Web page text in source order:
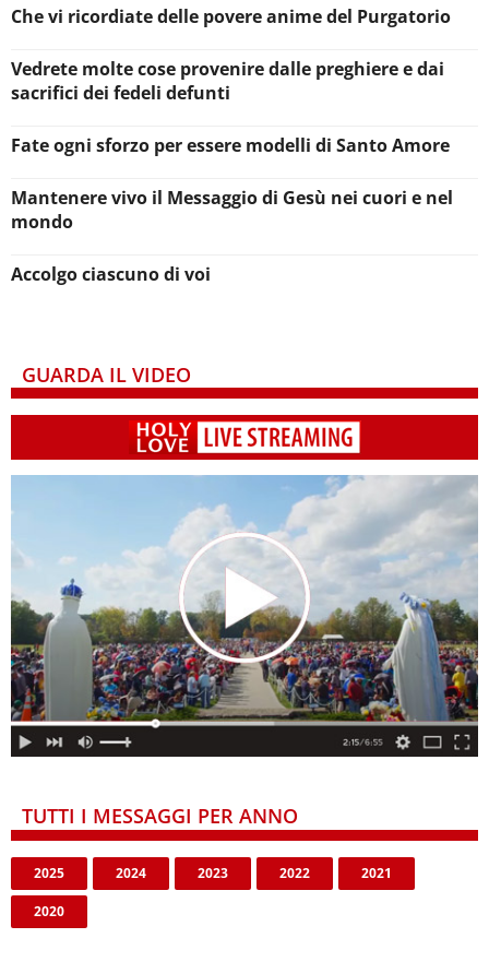
Che vi ricordiate delle povere anime del Purgatorio
Vedrete molte cose provenire dalle preghiere e dai
sacrifici dei fedeli defunti
Fate ogni sforzo per essere modelli di Santo Amore
Mantenere vivo il Messaggio di Gesù nei cuori e nel
mondo
Accolgo ciascuno di voi
GUARDA IL VIDEO
TUTTI I MESSAGGI PER ANNO
2025 2024 2023 2022 2021
2020